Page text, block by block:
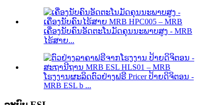
ເຄື່ອງນັບຄົນອັດຕະໂນມັດຄຸນນະພາບສູງ - MRB
ໄຮ້ສາຍ...
ໂຮງງານຜະລິດຕົວຢ່າງຟຣີ Pricer ປ້າຍດິຈິຕອນ -
MRB ESL b ...